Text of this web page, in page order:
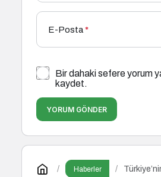
E-Posta*
Bir dahaki sefere yorum
kaydet.
YORUM GÖNDER
Haberler